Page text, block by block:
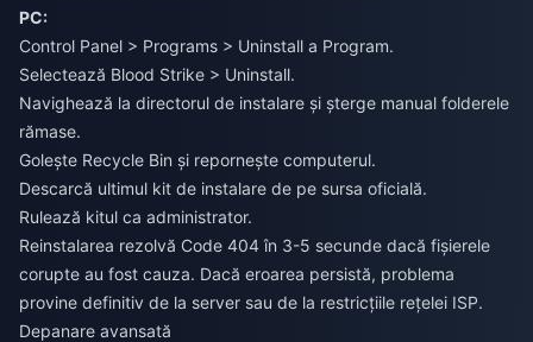
PC:
Control Panel > Programs > Uninstall a Program.
Selectează Blood Strike > Uninstall.
Navighează la directorul de instalare și șterge manual folderele
rămase.
Golește Recycle Bin și repornește computerul.
Descarcă ultimul kit de instalare de pe sursa oficială.
Rulează kitul ca administrator.
Reinstalarea rezolvă Code 404 în 3-5 secunde dacă fișierele
corupte au fost cauza. Dacă eroarea persistă, problema
provine definitiv de la server sau de la restricțiile rețelei ISP.
Depanare avansată